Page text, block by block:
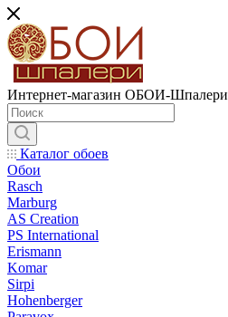
Интернет-магазин ОБОИ-Шпалери
Каталог обоев
Обои
Rasch
Marburg
AS Creation
PS International
Erismann
Komar
Sirpi
Hohenberger